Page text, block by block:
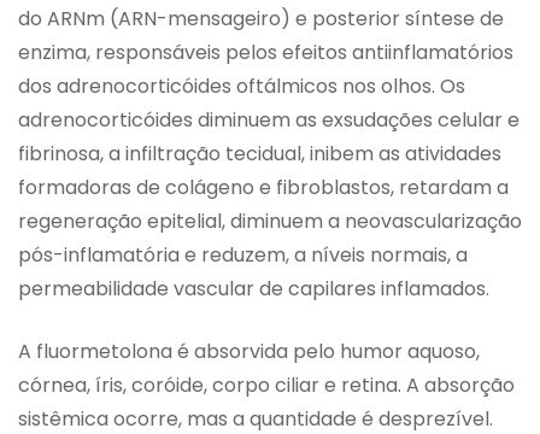
do ARNm (ARN-mensageiro) e posterior síntese de
enzima, responsáveis pelos efeitos antiinflamatórios
dos adrenocorticóides oftálmicos nos olhos. Os
adrenocorticóides diminuem as exsudações celular e
fibrinosa, a infiltração tecidual, inibem as atividades
formadoras de colágeno e fibroblastos, retardam a
regeneração epitelial, diminuem a neovascularização
pós-inflamatória e reduzem, a níveis normais, a
permeabilidade vascular de capilares inflamados.
A fluormetolona é absorvida pelo humor aquoso,
córnea, íris, coróide, corpo ciliar e retina. A absorção
sistêmica ocorre, mas a quantidade é desprezível.